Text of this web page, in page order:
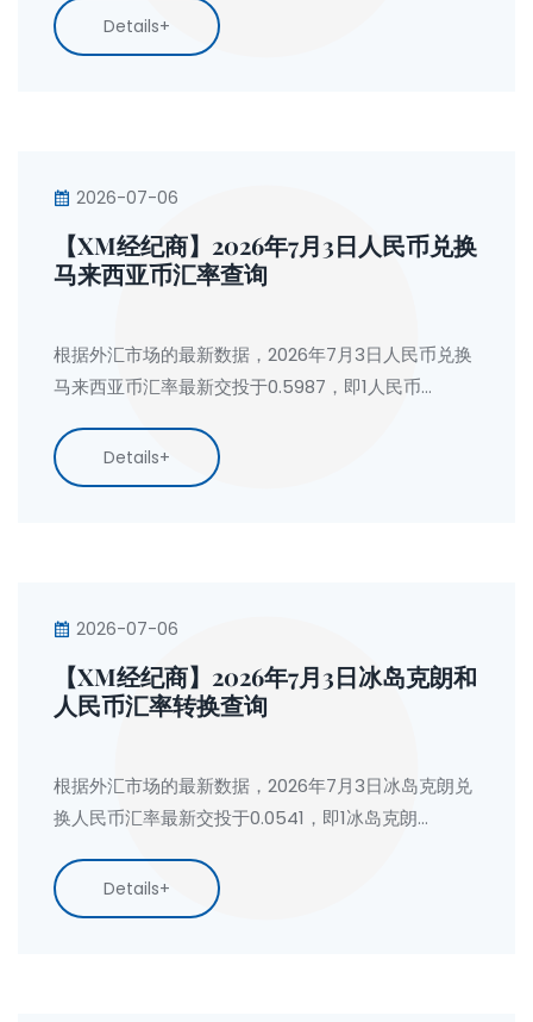
算：1人民币=9.6300阿富汗币。
Details+
2026-07-06
【XM经纪商】2026年7月3日人民币兑换
马来西亚币汇率查询
根据外汇市场的最新数据，2026年7月3日人民币兑换
马来西亚币汇率最新交投于0.5987，即1人民币
汇率计算：1马来西亚币=1.6702元人民币。
Details+
2026-07-06
【XM经纪商】2026年7月3日冰岛克朗和
人民币汇率转换查询
根据外汇市场的最新数据，2026年7月3日冰岛克朗兑
换人民币汇率最新交投于0.0541，即1冰岛克朗
算：1人民币=18.4930冰岛克朗。
Details+